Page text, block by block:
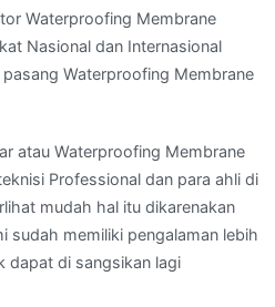
Waterproofing Membrane
Nasional dan Internasional
Waterproofing Membrane
atau Waterproofing Membrane
Professional dan para ahli di
mudah hal itu dikarenakan
sudah memiliki pengalaman lebih
dapat di sangsikan lagi